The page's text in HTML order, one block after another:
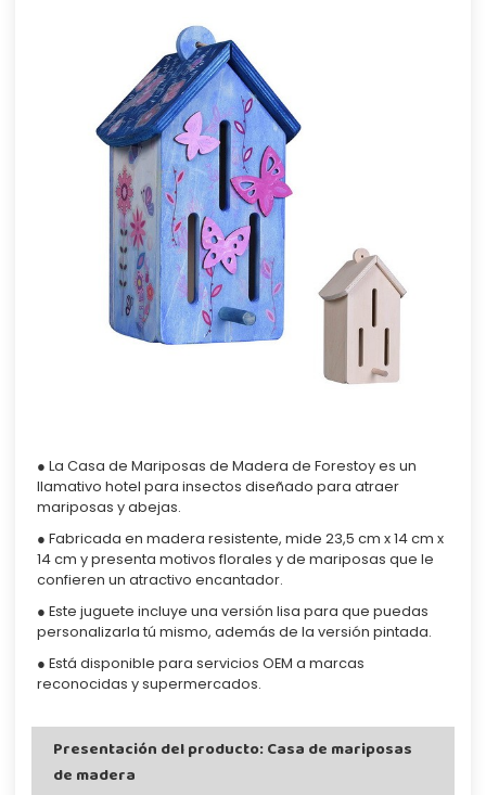
● La Casa de Mariposas de Madera de Forestoy es un
llamativo hotel para insectos diseñado para atraer
mariposas y abejas.
● Fabricada en madera resistente, mide 23,5 cm x 14 cm x
14 cm y presenta motivos florales y de mariposas que le
confieren un atractivo encantador.
● Este juguete incluye una versión lisa para que puedas
personalizarla tú mismo, además de la versión pintada.
● Está disponible para servicios OEM a marcas
reconocidas y supermercados.
Presentación del producto: Casa de mariposas
de madera